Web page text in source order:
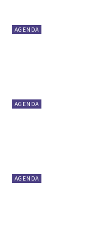
AGENDA
AGENDA
AGENDA